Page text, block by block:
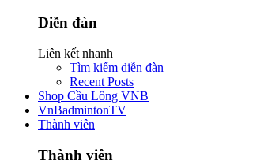
Diễn đàn
Liên kết nhanh
Tìm kiếm diễn đàn
Recent Posts
Shop Cầu Lông VNB
VnBadmintonTV
Thành viên
Thành viên